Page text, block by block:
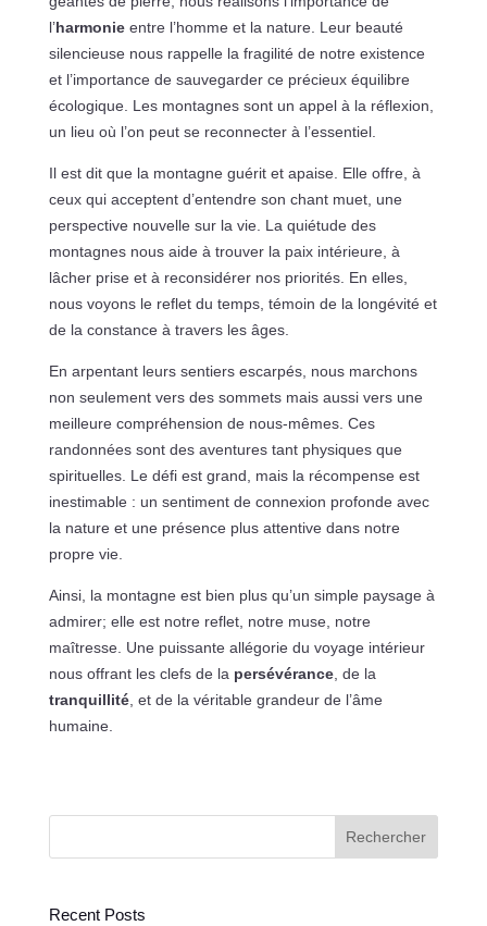
l’harmonieentre l’homme et la nature. Leur beauté
silencieuse nous rappelle la fragilité de notre existence
et l’importance de sauvegarder ce précieux équilibre
écologique. Les montagnes sont un appel à la réflexion,
un lieu où l’on peut se reconnecter à l’essentiel.
Il est dit que la montagne guérit et apaise. Elle offre, à
ceux qui acceptent d’entendre son chant muet, une
perspective nouvelle sur la vie. La quiétude des
montagnes nous aide à trouver la paix intérieure, à
lâcher prise et à reconsidérer nos priorités. En elles,
nous voyons le reflet du temps, témoin de la longévité et
de la constance à travers les âges.
En arpentant leurs sentiers escarpés, nous marchons
non seulement vers des sommets mais aussi vers une
meilleure compréhension de nous-mêmes. Ces
randonnées sont des aventures tant physiques que
spirituelles. Le défi est grand, mais la récompense est
inestimable : un sentiment de connexion profonde avec
la nature et une présence plus attentive dans notre
propre vie.
Ainsi, la montagne est bien plus qu’un simple paysage à
admirer; elle est notre reflet, notre muse, notre
maîtresse. Une puissante allégorie du voyage intérieur
nous offrant les clefs de la persévérance, de la
tranquillité, et de la véritable grandeur de l’âme
humaine.
Rechercher
Recent Posts